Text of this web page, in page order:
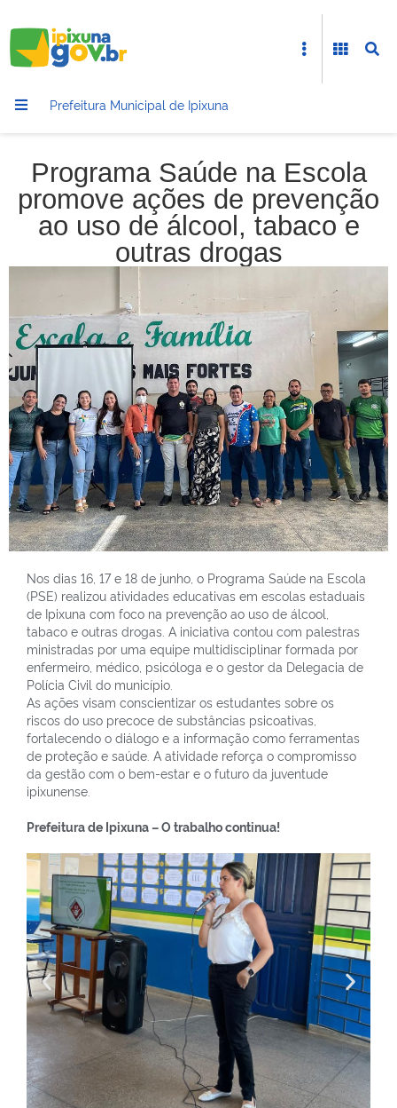
Prefeitura Municipal de Ipixuna
Programa Saúde na Escola
promove ações de prevenção
ao uso de álcool, tabaco e
outras drogas
Nos dias 16, 17 e 18 de junho, o Programa Saúde na Escola
(PSE) realizou atividades educativas em escolas estaduais
de Ipixuna com foco na prevenção ao uso de álcool,
tabaco e outras drogas. A iniciativa contou com palestras
ministradas por uma equipe multidisciplinar formada por
enfermeiro, médico, psicóloga e o gestor da Delegacia de
Polícia Civil do município.
As ações visam conscientizar os estudantes sobre os
riscos do uso precoce de substâncias psicoativas,
fortalecendo o diálogo e a informação como ferramentas
de proteção e saúde. A atividade reforça o compromisso
da gestão com o bem-estar e o futuro da juventude
ipixunense.
Prefeitura de Ipixuna – O trabalho continua!